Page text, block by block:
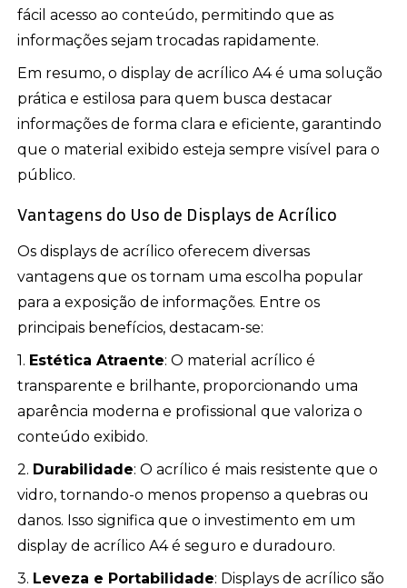
fácil acesso ao conteúdo, permitindo que as
informações sejam trocadas rapidamente.
Em resumo, o display de acrílico A4 é uma solução
prática e estilosa para quem busca destacar
informações de forma clara e eficiente, garantindo
que o material exibido esteja sempre visível para o
público.
Vantagens do Uso de Displays de Acrílico
Os displays de acrílico oferecem diversas
vantagens que os tornam uma escolha popular
para a exposição de informações. Entre os
principais benefícios, destacam-se:
1. Estética Atraente: O material acrílico é
transparente e brilhante, proporcionando uma
aparência moderna e profissional que valoriza o
conteúdo exibido.
2. Durabilidade: O acrílico é mais resistente que o
vidro, tornando-o menos propenso a quebras ou
danos. Isso significa que o investimento em um
display de acrílico A4 é seguro e duradouro.
3. Leveza e Portabilidade: Displays de acrílico são